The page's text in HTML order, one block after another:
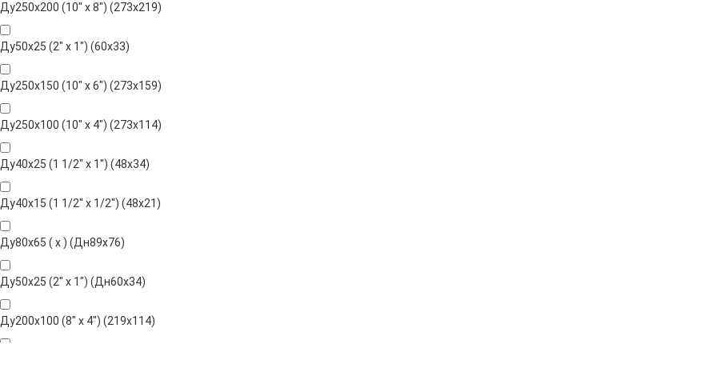
Ду250х200 (10" х 8") (273х219)
Ду50х25 (2" х 1") (60х33)
Ду250х150 (10" х 6") (273х159)
Ду250х100 (10" х 4") (273х114)
Ду40х25 (1 1/2" х 1") (48х34)
Ду40х15 (1 1/2" х 1/2") (48х21)
Ду80х65 ( х ) (Дн89х76)
Ду50х25 (2" х 1") (Дн60х34)
Ду200х100 (8" х 4") (219х114)